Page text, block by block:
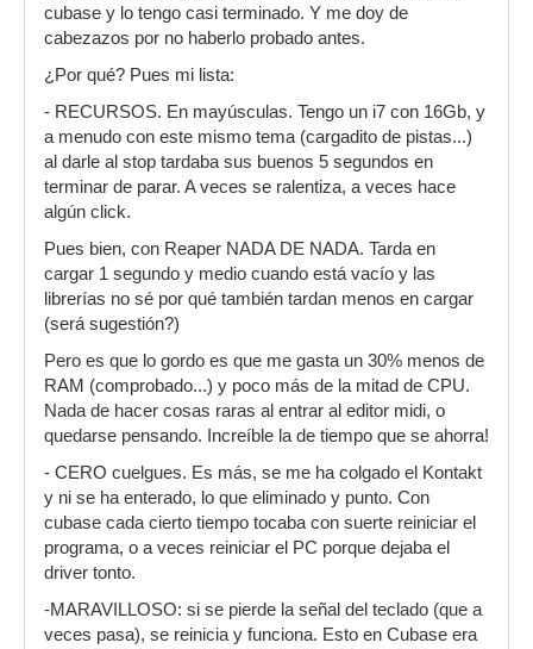
cubase y lo tengo casi terminado. Y me doy de
cabezazos por no haberlo probado antes.
¿Por qué? Pues mi lista:
- RECURSOS. En mayúsculas. Tengo un i7 con 16Gb, y
a menudo con este mismo tema (cargadito de pistas...)
al darle al stop tardaba sus buenos 5 segundos en
terminar de parar. A veces se ralentiza, a veces hace
algún click.
Pues bien, con Reaper NADA DE NADA. Tarda en
cargar 1 segundo y medio cuando está vacío y las
librerías no sé por qué también tardan menos en cargar
(será sugestión?)
Pero es que lo gordo es que me gasta un 30% menos de
RAM (comprobado...) y poco más de la mitad de CPU.
Nada de hacer cosas raras al entrar al editor midi, o
quedarse pensando. Increíble la de tiempo que se ahorra!
- CERO cuelgues. Es más, se me ha colgado el Kontakt
y ni se ha enterado, lo que eliminado y punto. Con
cubase cada cierto tiempo tocaba con suerte reiniciar el
programa, o a veces reiniciar el PC porque dejaba el
driver tonto.
-MARAVILLOSO: si se pierde la señal del teclado (que a
veces pasa), se reinicia y funciona. Esto en Cubase era